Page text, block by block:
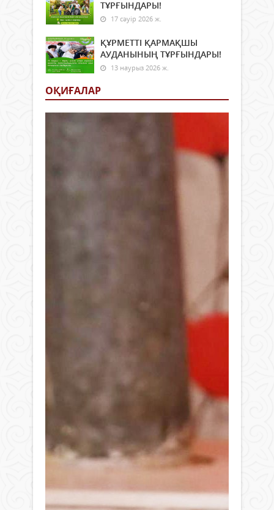
ТҰРҒЫНДАРЫ!
17 сәуір 2026 ж.
ҚҰРМЕТТІ ҚАРМАҚШЫ
АУДАНЫНЫҢ ТҰРҒЫНДАРЫ!
13 наурыз 2026 ж.
ОҚИҒАЛАР